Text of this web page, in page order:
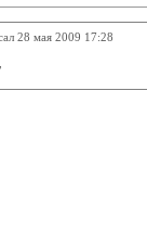
28 мая 2009 17:28